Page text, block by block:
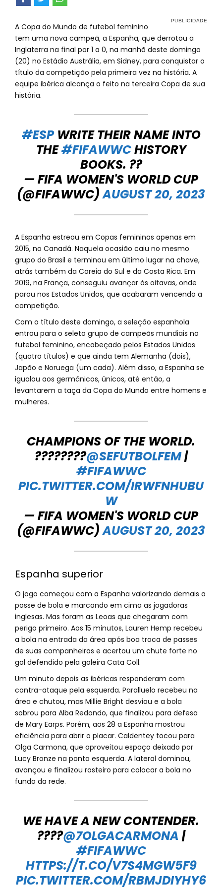
A Copa do Mundo de futebol feminino
tem uma nova campeã, a Espanha, que derrotou a
Inglaterra na final por 1 a 0, na manhã deste domingo
(20) no Estádio Austrália, em Sidney, para conquistar o
título da competição pela primeira vez na história. A
equipe ibérica alcança o feito na terceira Copa de sua
história.
#ESPWRITE THEIR NAME INTO
THE#FIFAWWCHISTORY
BOOKS. ??
— FIFA WOMEN'S WORLD CUP
(@FIFAWWC)AUGUST 20, 2023
A Espanha estreou em Copas femininas apenas em
2015, no Canadá. Naquela ocasião caiu no mesmo
grupo do Brasil e terminou em último lugar na chave,
atrás também da Coreia do Sul e da Costa Rica. Em
2019, na França, conseguiu avançar às oitavas, onde
parou nos Estados Unidos, que acabaram vencendo a
competição.
Com o título deste domingo, a seleção espanhola
entrou para o seleto grupo de campeãs mundiais no
futebol feminino, encabeçado pelos Estados Unidos
(quatro títulos) e que ainda tem Alemanha (dois),
Japão e Noruega (um cada). Além disso, a Espanha se
igualou aos germânicos, únicos, até então, a
levantarem a taça da Copa do Mundo entre homens e
mulheres.
CHAMPIONS OF THE WORLD.
????????@SEFUTBOLFEM|
#FIFAWWC
PIC.TWITTER.COM/IRWFNHUBU
W
— FIFA WOMEN'S WORLD CUP
(@FIFAWWC)AUGUST 20, 2023
Espanha superior
O jogo começou com a Espanha valorizando demais a
posse de bola e marcando em cima as jogadoras
inglesas. Mas foram as Leoas que chegaram com
perigo primeiro. Aos 15 minutos, Lauren Hemp recebeu
a bola na entrada da área após boa troca de passes
de suas companheiras e acertou um chute forte no
gol defendido pela goleira Cata Coll.
Um minuto depois as ibéricas responderam com
contra-ataque pela esquerda. Paralluelo recebeu na
área e chutou, mas Millie Bright desviou e a bola
sobrou para Alba Redondo, que finalizou para defesa
de Mary Earps. Porém, aos 28 a Espanha mostrou
eficiência para abrir o placar. Caldentey tocou para
Olga Carmona, que aproveitou espaço deixado por
Lucy Bronze na ponta esquerda. A lateral dominou,
avançou e finalizou rasteiro para colocar a bola no
fundo da rede.
WE HAVE A NEW CONTENDER.
????@7OLGACARMONA |
#FIFAWWC
HTTPS://T.CO/V7S4MGW5F9
PIC.TWITTER.COM/RBMJDIYHY6